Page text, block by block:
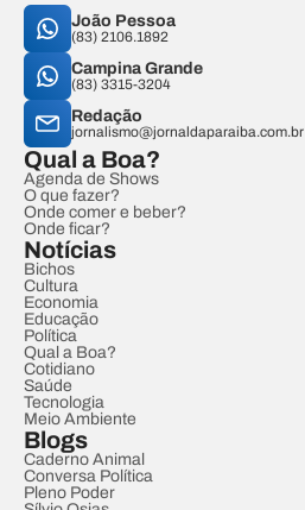
João Pessoa
(83) 2106.1892
Campina Grande
(83) 3315-3204
Redação
jornalismo@jornaldaparaiba.com.br
Qual a Boa?
Agenda de Shows
O que fazer?
Onde comer e beber?
Onde ficar?
Notícias
Bichos
Cultura
Economia
Educação
Política
Qual a Boa?
Cotidiano
Saúde
Tecnologia
Meio Ambiente
Blogs
Caderno Animal
Conversa Política
Pleno Poder